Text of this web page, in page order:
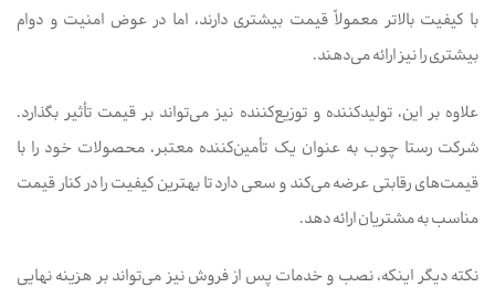
با کیفیت بالاتر معمولاً قیمت بیشتری دارند، اما در عوض امنیت و دوام
بیشتری را نیز ارائه می‌دهند.
علاوه بر این، تولیدکننده و توزیع‌کننده نیز می‌تواند بر قیمت تأثیر بگذارد.
شرکت رستا چوب به عنوان یک تأمین‌کننده معتبر، محصولات خود را با
قیمت‌های رقابتی عرضه می‌کند و سعی دارد تا بهترین کیفیت را در کنار قیمت
مناسب به مشتریان ارائه دهد.
نکته دیگر اینکه، نصب و خدمات پس از فروش نیز می‌تواند بر هزینه نهایی